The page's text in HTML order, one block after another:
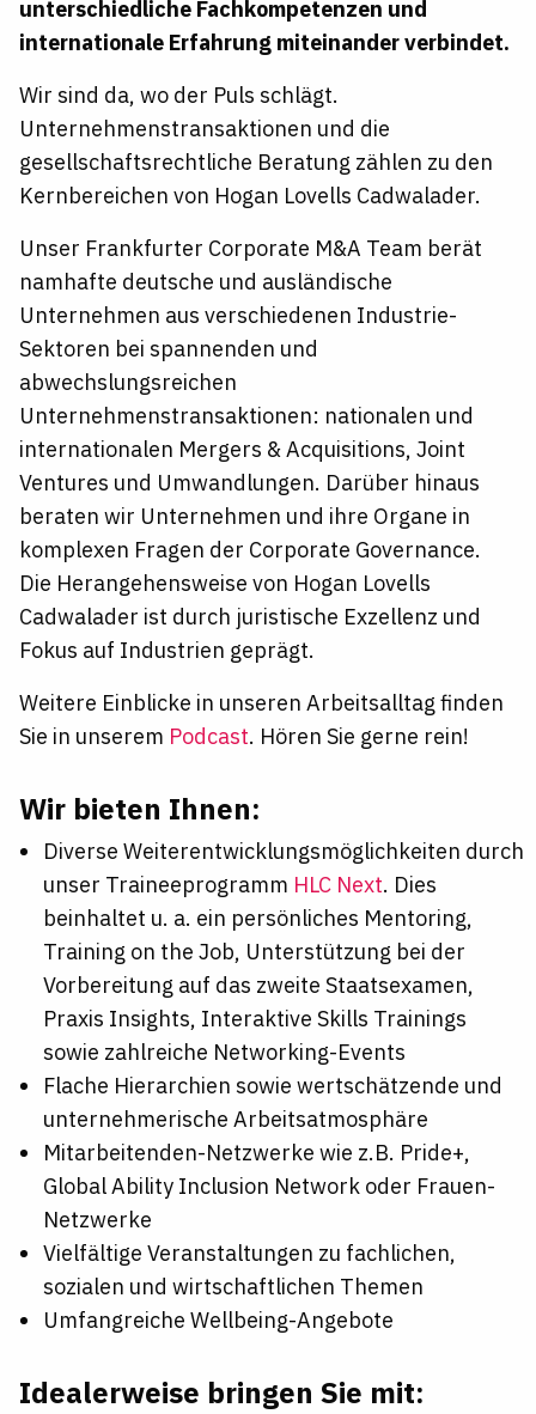
unterschiedliche Fachkompetenzen und
internationale Erfahrung miteinander verbindet.
Wir sind da, wo der Puls schlägt.
Unternehmenstransaktionen und die
gesellschaftsrechtliche Beratung zählen zu den
Kernbereichen von Hogan Lovells Cadwalader.
Unser Frankfurter Corporate M&A Team berät
namhafte deutsche und ausländische
Unternehmen aus verschiedenen Industrie-
Sektoren bei spannenden und
abwechslungsreichen
Unternehmenstransaktionen: nationalen und
internationalen Mergers & Acquisitions, Joint
Ventures und Umwandlungen. Darüber hinaus
beraten wir Unternehmen und ihre Organe in
komplexen Fragen der Corporate Governance.
Die Herangehensweise von Hogan Lovells
Cadwalader ist durch juristische Exzellenz und
Fokus auf Industrien geprägt.
Weitere Einblicke in unseren Arbeitsalltag finden
Sie in unserem Podcast. Hören Sie gerne rein!
Wir bieten Ihnen:
Diverse Weiterentwicklungsmöglichkeiten durch
unser Traineeprogramm HLC Next. Dies
beinhaltet u. a. ein persönliches Mentoring,
Training on the Job, Unterstützung bei der
Vorbereitung auf das zweite Staatsexamen,
Praxis Insights, Interaktive Skills Trainings
sowie zahlreiche Networking-Events
Flache Hierarchien sowie wertschätzende und
unternehmerische Arbeitsatmosphäre
Mitarbeitenden-Netzwerke wie z.B. Pride+,
Global Ability Inclusion Network oder Frauen-
Netzwerke
Vielfältige Veranstaltungen zu fachlichen,
sozialen und wirtschaftlichen Themen
Umfangreiche Wellbeing-Angebote
Idealerweise bringen Sie mit: